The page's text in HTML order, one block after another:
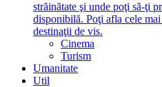
străinătate şi unde poţi să-ţi
disponibilă. Poţi afla cele
destinaţii de vis.
Cinema
Turism
Umanitate
Util